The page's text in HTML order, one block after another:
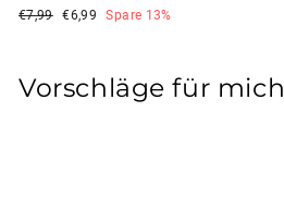
Normaler
€7,99 Sonderpreis
€6,99 Spare 13%
Vorschläge für mich